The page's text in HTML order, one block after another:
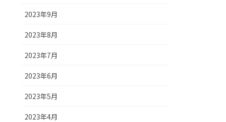
2023年9月
2023年8月
2023年7月
2023年6月
2023年5月
2023年4月